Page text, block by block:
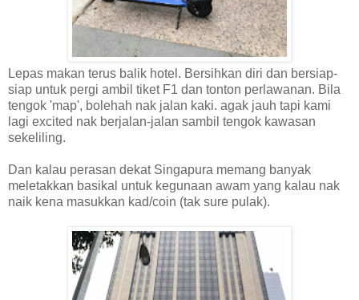
Lepas makan terus balik hotel. Bersihkan diri dan bersiap-
siap untuk pergi ambil tiket F1 dan tonton perlawanan. Bila
tengok 'map', bolehah nak jalan kaki. agak jauh tapi kami
lagi excited nak berjalan-jalan sambil tengok kawasan
sekeliling.
Dan kalau perasan dekat Singapura memang banyak
meletakkan basikal untuk kegunaan awam yang kalau nak
naik kena masukkan kad/coin (tak sure pulak).